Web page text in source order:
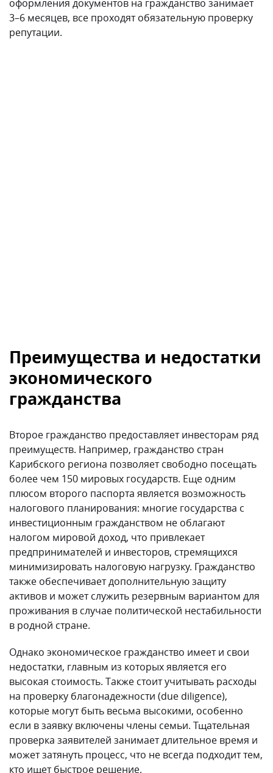
проживания в случае политической нестабильности
в родной стране.
Однако экономическое гражданство имеет и свои
недостатки, главным из которых является его
на проверку благонадежности (due diligence),
которые могут быть весьма высокими, особенно
если в заявку включены члены семьи. Тщательная
проверка заявителей занимает длительное время и
может затянуть процесс, что не всегда подходит тем,
кто ищет быстрое решение.
Для тех, кто ищет более выгодные и надежные
альтернативы, стоит обратить внимание на
упрощенные программы получения
европейского паспорта, которые дают
возможность получить гражданство без
необходимости крупных финансовых вложений.
Эти программы зачастую бесплатные и
позволяют получить полноценное гражданство
ЕС с правом на проживание, работу и учебу в
любой стране Евросоюза. Если вы хотите
подробно изучить все доступные варианты
репатриации, запишитесь на профессиональную
консультацию к нашим экспертам